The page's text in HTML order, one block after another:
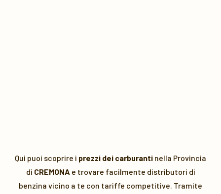
Qui puoi scoprire i prezzi dei carburanti nella Provincia
di CREMONA e trovare facilmente distributori di
benzina vicino a te con tariffe competitive. Tramite